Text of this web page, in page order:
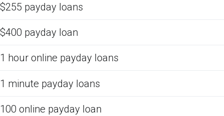
$255 payday loans
$400 payday loan
1 hour online payday loans
1 minute payday loans
100 online payday loan